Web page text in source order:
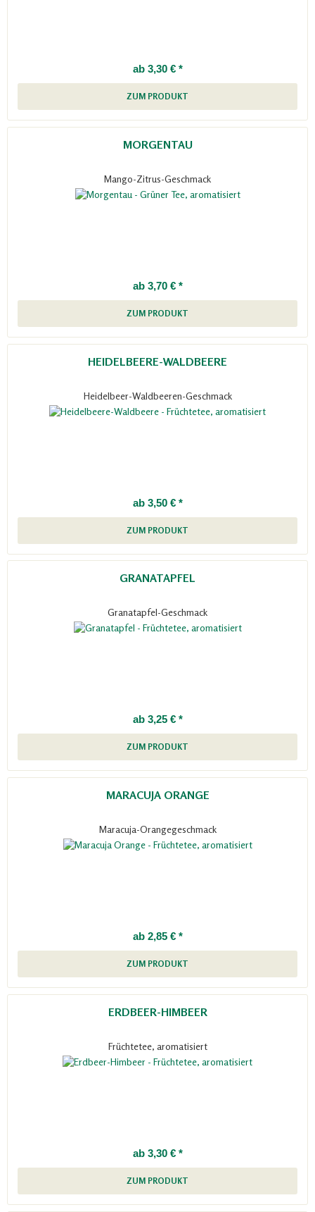
ab 3,30 € *
ZUM PRODUKT
MORGENTAU
Mango-Zitrus-Geschmack
ab 3,70 € *
ZUM PRODUKT
HEIDELBEERE-WALDBEERE
Heidelbeer-Waldbeeren-Geschmack
ab 3,50 € *
ZUM PRODUKT
GRANATAPFEL
Granatapfel-Geschmack
ab 3,25 € *
ZUM PRODUKT
MARACUJA ORANGE
Maracuja-Orangegeschmack
ab 2,85 € *
ZUM PRODUKT
ERDBEER-HIMBEER
Früchtetee, aromatisiert
ab 3,30 € *
ZUM PRODUKT